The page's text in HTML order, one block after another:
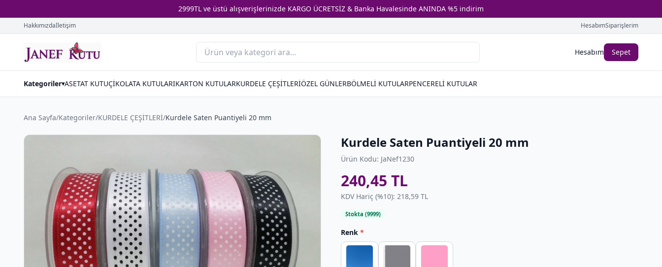
2999TL ve üstü alışverişlerinizde KARGO ÜCRETSİZ & Banka Havalesinde ANINDA %5 indirim
Hakkımızdaİletişim HesabımSiparişlerim
Hesabım Sepet
Kategoriler▾ASETAT KUTUÇİKOLATA KUTULARIKARTON KUTULARKURDELE ÇEŞİTLERİÖZEL GÜNLERBÖLMELİ KUTULARPENCERELİ KUTULAR
Ana Sayfa/Kategoriler/KURDELE ÇEŞİTLERİ/Kurdele Saten Puantiyeli 20 mm
Kurdele Saten Puantiyeli 20 mm
Ürün Kodu: JaNef1230
240,45 TL
KDV Hariç (%10): 218,59 TL
Stokta (9999)
Renk *